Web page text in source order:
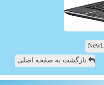
بازگشت به صفحه اصلی